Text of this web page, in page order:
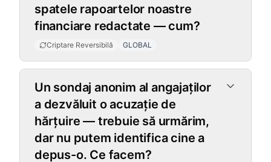
spatele rapoartelor noastre
financiare redactate — cum?
Criptare Reversibilă GLOBAL
Un sondaj anonim al angajaților
a dezvăluit o acuzație de
hărțuire — trebuie să urmărim,
dar nu putem identifica cine a
depus-o. Ce facem?